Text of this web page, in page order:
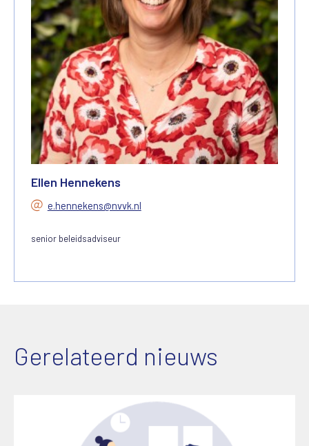
Ellen Hennekens
e.hennekens@nvvk.nl
senior beleidsadviseur
Gerelateerd nieuws